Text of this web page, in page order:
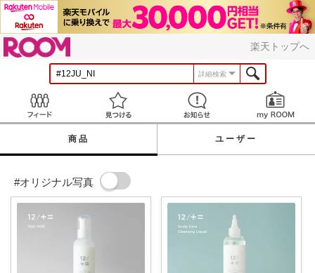
楽天トップへ
詳細検索
見つける お知らせ
商品 ユーザー
#オリジナル写真